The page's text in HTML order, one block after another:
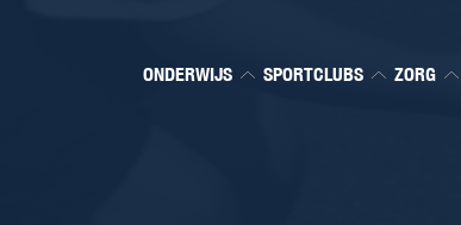
ONDERWIJS SPORTCLUBS ZORG